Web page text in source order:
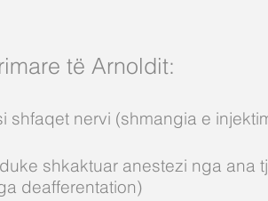
të Arnoldit:
shfaqet nervi (shmangia e
shkaktuar anestezi nga ana
deafferentation)